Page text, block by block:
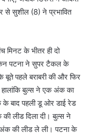
सुशील (8) ने प्रभावित
मिनट के भीतर ही दो
पटना ने सुपर टैकल के
पहले बराबरी की और फिर
बुल्स ने एक अंक का
के बाद पहली डू ओर डाई रेड
लीड दिला दी। बुल्स ने
अंक की लीड ले ली। पटना के